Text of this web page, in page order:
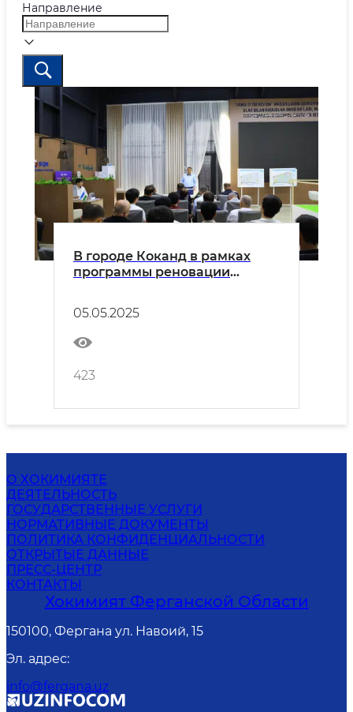
Направление
В городе Коканд в рамках
программы реновации
условиями для населения
05.05.2025
423
О ХОКИМИЯТЕ
ДЕЯТЕЛЬНОСТЬ
ГОСУДАРСТВЕННЫЕ УСЛУГИ
НОРМАТИВНЫЕ ДОКУМЕНТЫ
ПОЛИТИКА КОНФИДЕНЦИАЛЬНОСТИ
ОТКРЫТЫЕ ДАННЫЕ
ПРЕСС-ЦЕНТР
КОНТАКТЫ
Хокимият Ферганской Области
150100, Фергана ул. Навоий, 15
Эл. адрес:
info@fergana.uz